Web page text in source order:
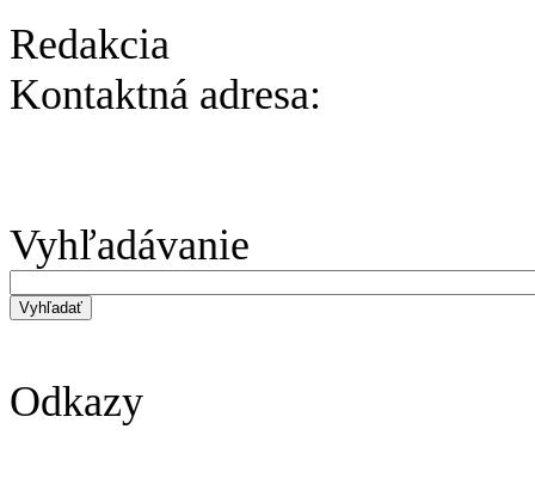
Redakcia
Kontaktná adresa:
Vyhľadávanie
Odkazy